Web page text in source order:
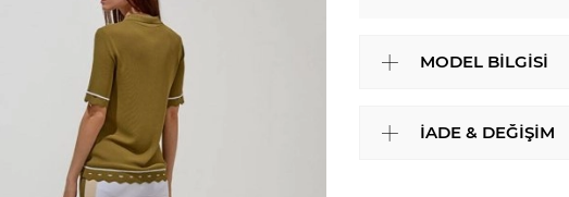
MODEL BILGISI
İADE & DEĞIŞIM